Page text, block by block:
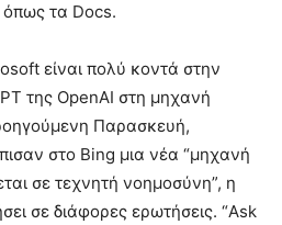
όπως τα Docs.
είναι πολύ κοντά στην
της OpenAI στη μηχανή
Παρασκευή,
στο Bing μια νέα “μηχανή
σε τεχνητή νοημοσύνη”, η
σε διάφορες ερωτήσεις. “Ask